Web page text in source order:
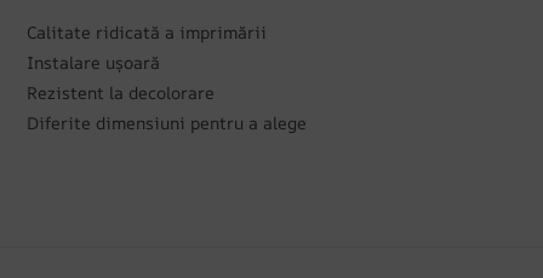
Calitate ridicată a imprimării
Instalare ușoară
Rezistent la decolorare
Diferite dimensiuni pentru a alege